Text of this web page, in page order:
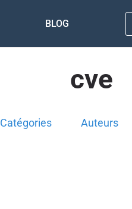
BLOG
cve
Catégories Auteurs